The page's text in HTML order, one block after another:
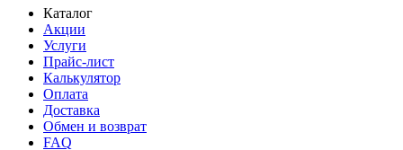
Каталог
Акции
Услуги
Прайс-лист
Калькулятор
Оплата
Доставка
Обмен и возврат
FAQ